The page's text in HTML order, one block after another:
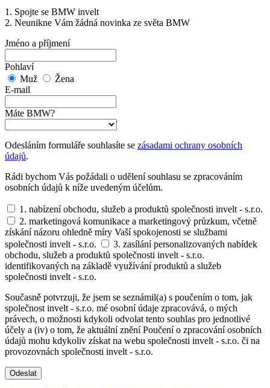
1. Spojte se BMW invelt
2. Neunikne Vám žádná novinka ze světa BMW
Jméno a příjmení
Pohlaví
Muž
Žena
E-mail
Máte BMW?
Odesláním formuláře souhlasíte se zásadami ochrany osobních
údajů.
Rádi bychom Vás požádali o udělení souhlasu se zpracováním
osobních údajů k níže uvedeným účelům.
1. nabízení obchodu, služeb a produktů společnosti invelt - s.r.o.
2. marketingová komunikace a marketingový průzkum, včetně
získání názoru ohledně míry Vaší spokojenosti se službami
společnosti invelt - s.r.o.
3. zasílání personalizovaných nabídek
obchodu, služeb a produktů společnosti invelt - s.r.o.
identifikovaných na základě využívání produktů a služeb
společnosti invelt - s.r.o.
Současně potvrzuji, že jsem se seznámil(a) s poučením o tom, jak
společnost invelt - s.r.o. mé osobní údaje zpracovává, o mých
právech, o možnosti kdykoli odvolat tento souhlas pro jednotlivé
účely a (iv) o tom, že aktuální znění Poučení o zpracování osobních
údajů mohu kdykoliv získat na webu společnosti invelt - s.r.o. či na
provozovnách společnosti invelt - s.r.o.
Odeslat